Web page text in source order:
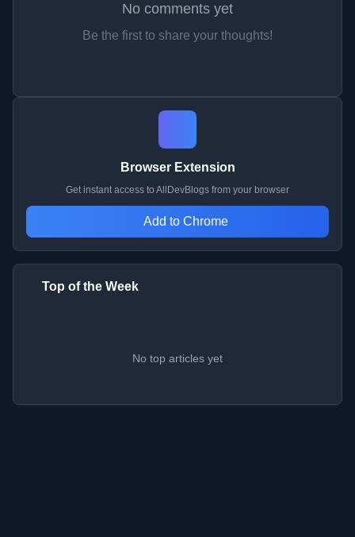
No comments yet
Be the first to share your thoughts!
Browser Extension
Get instant access to AllDevBlogs from your browser
Add to Chrome
Top of the Week
No top articles yet